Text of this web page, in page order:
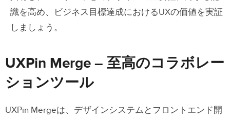
識を高め、ビジネス目標達成におけるUXの価値を実証
しましょう。
UXPin Merge – 至高のコラボレー
ションツール
UXPin Mergeは、デザインシステムとフロントエンド開